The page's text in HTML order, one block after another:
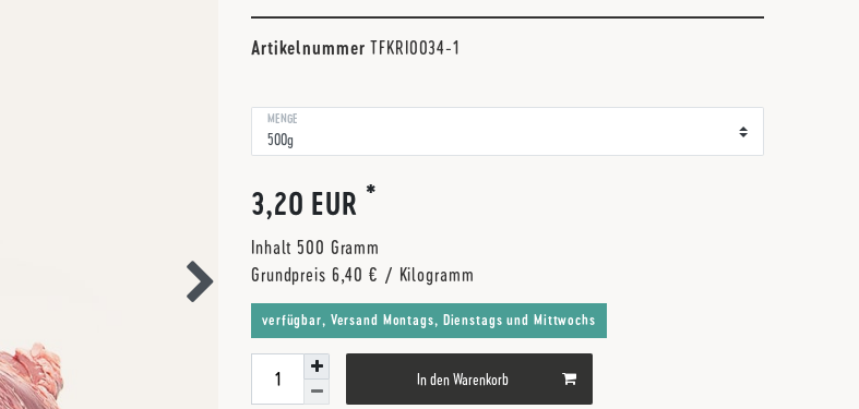
ArtikelnummerTFKRI0034-1
MENGE
3,20 EUR *
Inhalt500 Gramm
Grundpreis 6,40 € / Kilogramm
verfügbar, Versand Montags, Dienstags und Mittwochs
In den Warenkorb